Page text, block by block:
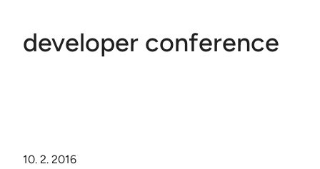
developer conference
10. 2. 2016